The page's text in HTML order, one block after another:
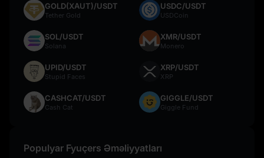
GOLD(XAUT)/USDT
Tether Gold
USDC/USDT
USDCoin
SOL/USDT
Solana
XMR/USDT
Monero
UPID/USDT
Stupid Faces
XRP/USDT
XRP
CASHCAT/USDT
Cash Cat
GIGGLE/USDT
Giggle Fund
Populyar Fyuçers Əməliyyatları